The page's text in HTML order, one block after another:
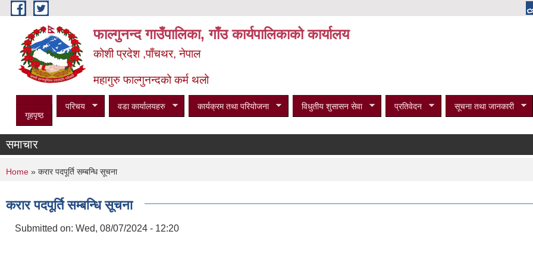
Skip to main content
फाल्गुनन्द गाउँपालिका, गाँउ कार्यपालिकाको कार्यालय
कोशी प्रदेश ,पाँचथर, नेपाल
महागुरु फाल्गुनन्दको कर्म थलो
गृहपृष्ठ
परिचय वडा कार्यालयहरु कार्यक्रम तथा परियोजना विधुतीय शुसासन सेवा प्रतिवेदन सूचना तथा जानकारी
समाचार
You are here
Home » करार पदपूर्ति सम्बन्धि सूचना
करार पदपूर्ति सम्बन्धि सूचना
Submitted on: Wed, 08/07/2024 - 12:20